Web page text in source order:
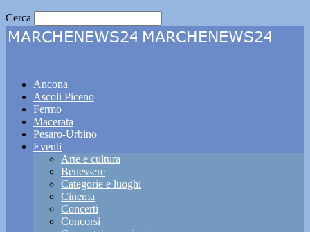
Cerca
Ancona
Ascoli Piceno
Fermo
Macerata
Pesaro-Urbino
Eventi
Arte e cultura
Benessere
Categorie e luoghi
Cinema
Concerti
Concorsi